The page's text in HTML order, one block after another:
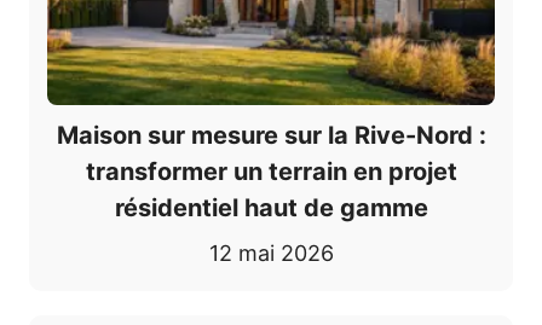
Maison sur mesure sur la Rive-Nord :
transformer un terrain en projet
résidentiel haut de gamme
12 mai 2026